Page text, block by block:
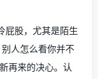
屁股，尤其是陌生
人怎么看你并不
再来的决心。认